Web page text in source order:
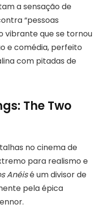
a sensação de
“pessoas
vibrante que se tornou
e comédia, perfeito
com pitadas de
The Two
no cinema de
para realismo e
Anéisé um divisor de
pela épica